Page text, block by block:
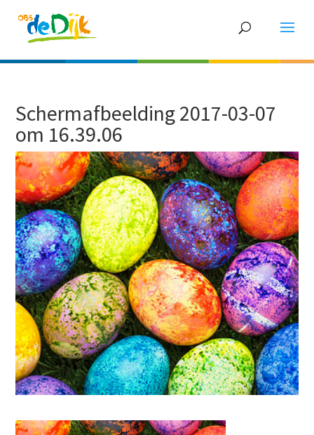
Schermafbeelding 2017-03-07
om 16.39.06